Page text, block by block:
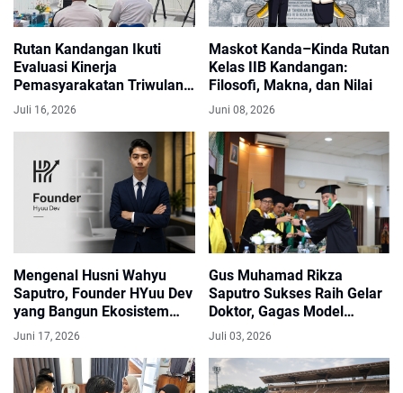
Rutan Kandangan Ikuti
Evaluasi Kinerja
Pemasyarakatan Triwulan
II di Kanwil Ditjenpas Kalsel
Juli 16, 2026
Maskot Kanda–Kinda Rutan
Kelas IIB Kandangan:
Filosofi, Makna, dan Nilai
Juni 08, 2026
Mengenal Husni Wahyu
Saputro, Founder HYuu Dev
yang Bangun Ekosistem
Digital dari Kudus
Juni 17, 2026
Gus Muhamad Rikza
Saputro Sukses Raih Gelar
Doktor, Gagas Model
Pendidikan Agama Islam
Berbasis Budaya Pesantren
Juli 03, 2026